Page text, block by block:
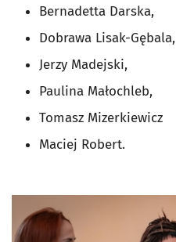
Bernadetta Darska,
Dobrawa Lisak-Gębala,
Jerzy Madejski,
Paulina Małochleb,
Tomasz Mizerkiewicz
Maciej Robert.